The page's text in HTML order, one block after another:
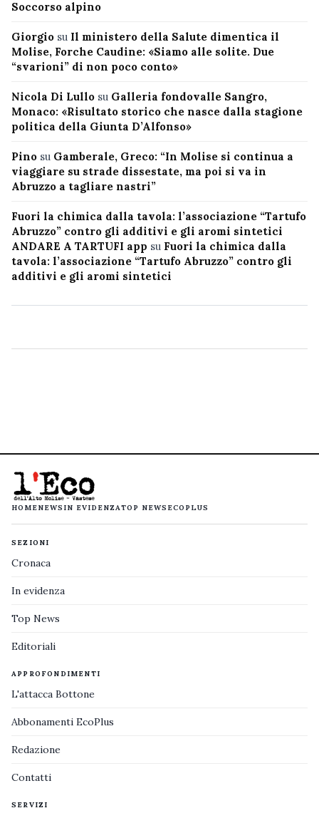
Soccorso alpino
Giorgio su Il ministero della Salute dimentica il
Molise, Forche Caudine: «Siamo alle solite. Due
“svarioni” di non poco conto»
Nicola Di Lullo su Galleria fondovalle Sangro,
Monaco: «Risultato storico che nasce dalla stagione
politica della Giunta D’Alfonso»
Pino su Gamberale, Greco: “In Molise si continua a
viaggiare su strade dissestate, ma poi si va in
Abruzzo a tagliare nastri”
Fuori la chimica dalla tavola: l’associazione “Tartufo
Abruzzo” contro gli additivi e gli aromi sintetici
ANDARE A TARTUFI app su Fuori la chimica dalla
tavola: l’associazione “Tartufo Abruzzo” contro gli
additivi e gli aromi sintetici
HOMENEWS IN EVIDENZATOP NEWS ECOPLUS
SEZIONI
Cronaca
In evidenza
Top News
Editoriali
APPROFONDIMENTI
L'attacca Bottone
Abbonamenti EcoPlus
Redazione
Contatti
SERVIZI